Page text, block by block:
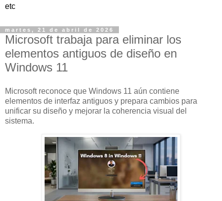
etc
martes, 21 de abril de 2026
Microsoft trabaja para eliminar los
elementos antiguos de diseño en
Windows 11
Microsoft reconoce que Windows 11 aún contiene
elementos de interfaz antiguos y prepara cambios para
unificar su diseño y mejorar la coherencia visual del
sistema.